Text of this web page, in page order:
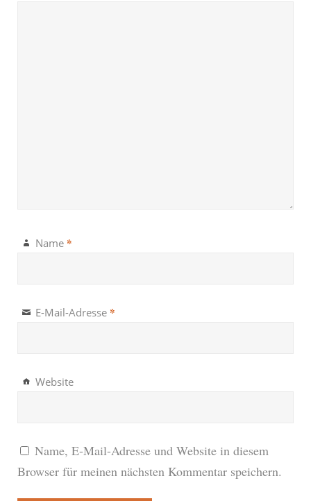
Name *
E-Mail-Adresse *
Website
Name, E-Mail-Adresse und Website in diesem
Browser für meinen nächsten Kommentar speichern.